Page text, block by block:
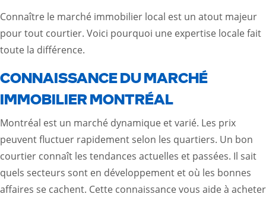
Connaître le marché immobilier local est un atout majeur
pour tout courtier. Voici pourquoi une expertise locale fait
toute la différence.
CONNAISSANCE DU MARCHÉ
IMMOBILIER MONTRÉAL
Montréal est un marché dynamique et varié. Les prix
peuvent fluctuer rapidement selon les quartiers. Un bon
courtier connaît les tendances actuelles et passées. Il sait
quels secteurs sont en développement et où les bonnes
affaires se cachent. Cette connaissance vous aide à acheter